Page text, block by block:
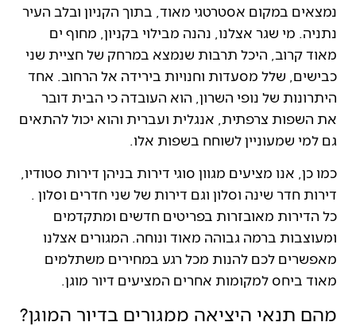
נמצאים במקום אסטרטגי מאוד, בתוך הקניון ובלב העיר
נתניה. מי שגר אצלנו, נהנה מבילוי בקניון, מחוף ים
מאוד קרוב, היכל תרבות שנמצא במרחק של חציית שני
כבישים, שלל מסעדות וחנויות בירידה אל הרחוב. אחד
היתרונות של נופי השרון, הוא העובדה כי הבית דובר
את השפות צרפתית, אנגלית ועברית והוא יכול להתאים
גם למי שמעוניין לשוחח בשפות אלו.
כמו כן, אנו מציעים מגוון סוגי דירות בניהן דירות סטודיו,
דירות חדר שינה וסלון וגם דירות של שני חדרים וסלון .
כל הדירות מאובזרות בפריטים חדשים ומתקדמים
ומעוצבות ברמה גבוהה מאוד ונוחה. המגורים אצלנו
מאפשרים לכם להנות מכל רגע במחירים משתלמים
מאוד ביחס למקומות אחרים המציעים דיור מוגן.
מהם תנאי היציאה ממגורים בדיור המוגן?